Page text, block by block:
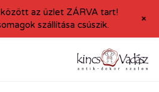
az üzlet ZÁRVA tart!
szállítása csúszik.
+